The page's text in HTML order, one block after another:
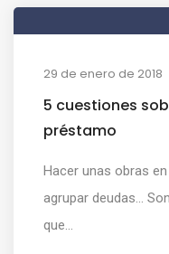
29 de enero de 2018
5 cuestiones
préstamo
Hacer unas obras
agrupar deudas...
que...